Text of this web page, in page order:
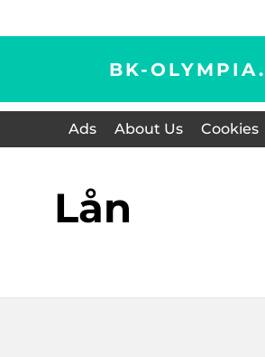
BK-OLYMPIA.
Ads About Us Cookies
lån